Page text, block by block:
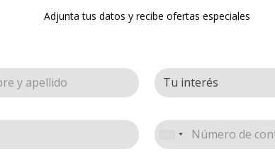
Adjunta tus datos y recibe ofertas especiales